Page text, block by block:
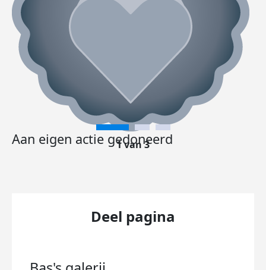
Aan eigen actie gedoneerd
1 van 3
Deel pagina